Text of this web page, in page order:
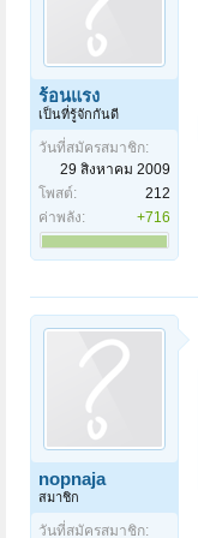
ร้อนแรง
เป็นที่รู้จักกันดี
วันที่สมัครสมาชิก:
29 สิงหาคม 2009
โพสต์:
212
ค่าพลัง:
+716
nopnaja
สมาชิก
วันที่สมัครสมาชิก: